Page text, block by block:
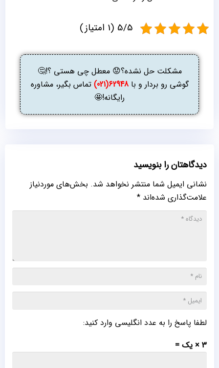
5/5 (1 امتیاز)
مشکلت حل نشده؟😟 معطل چی هستی ؟!🤔
گوشی رو بردار و با62948(021)
تماس بگیر، مشاوره
رایگانه!🤩
دیدگاهتان را بنویسید
نشانی ایمیل شما منتشر نخواهد شد. بخش‌های موردنیاز
علامت‌گذاری شده‌اند *
لطفا پاسخ را به عدد انگلیسی وارد کنید:
3 × یک =